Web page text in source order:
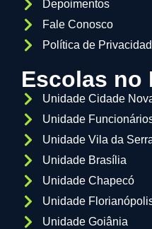
Depoimentos
Fale Conosco
Política de
Escolas no
Unidade Cidade
Unidade
Unidade Vila da
Unidade Brasília
Unidade Chapecó
Unidade
Unidade Goiânia